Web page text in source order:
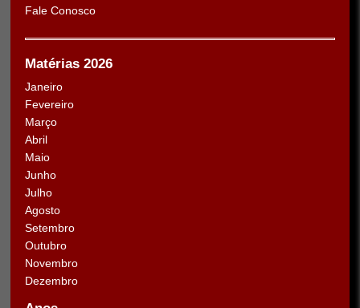
Fale Conosco
Matérias 2026
Janeiro
Fevereiro
Março
Abril
Maio
Junho
Julho
Agosto
Setembro
Outubro
Novembro
Dezembro